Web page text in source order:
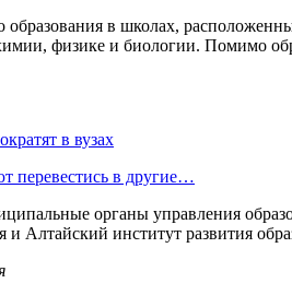
в школах,
физике и биологии. Помимо
в вузах
перевестись в другие…
органы управления
и Алтайский институт развития